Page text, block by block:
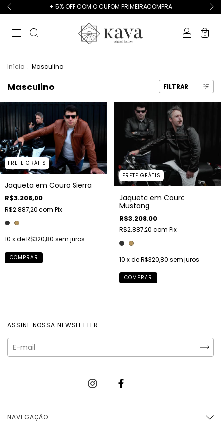
+ 5% OFF COM O CUPOM PRIMEIRACOMPRA
0
Início . Masculino
Masculino FILTRAR
FRETE GRÁTIS
Jaqueta em Couro Sierra
R$3.208,00
R$2.887,20 com Pix
10 x deR$320,80 sem juros
COMPRAR
FRETE GRÁTIS
Jaqueta em Couro
Mustang
R$3.208,00
R$2.887,20 com Pix
10 x deR$320,80 sem juros
COMPRAR
ASSINE NOSSA NEWSLETTER
NAVEGAÇÃO